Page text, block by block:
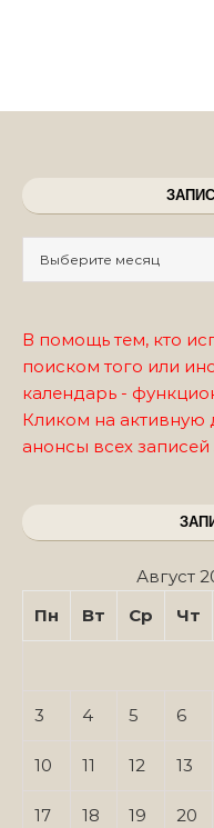
В помощь тем, кто
поиском того или
календарь -
Кликом на активную
анонсы всех записей
Август
Пн
Вт Ср Чт
3 4 5 6
10 11 12 13
17 18 19 20